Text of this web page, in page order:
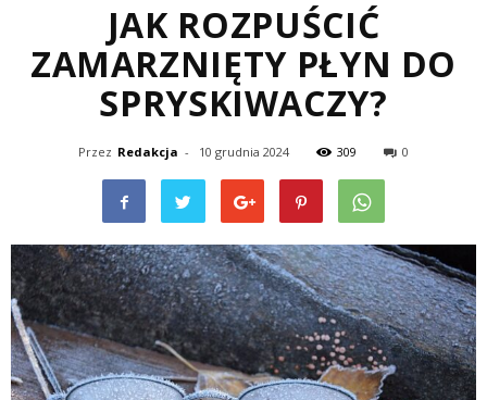
JAK ROZPUŚCIĆ
ZAMARZNIĘTY PŁYN DO
SPRYSKIWACZY?
Przez Redakcja - 10 grudnia 2024 309 0